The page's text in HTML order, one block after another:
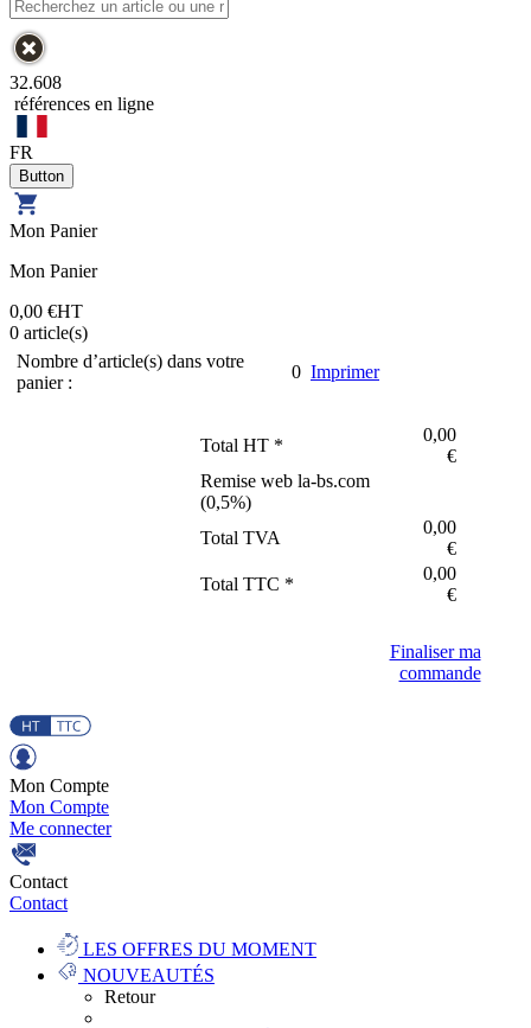
32.608
références en ligne
FR
Mon Panier
Mon Panier
0,00 €HT
0 article(s)
Nombre d’article(s) dans votre
panier :
0 Imprimer
Total HT *
0,00
€
Remise web la-bs.com
(0,5%)
Total TVA
0,00
€
Total TTC *
0,00
€
Finaliser ma
commande
Mon Compte
Mon Compte
Me connecter
Contact
Contact
LES OFFRES DU MOMENT
NOUVEAUTÉS
Retour